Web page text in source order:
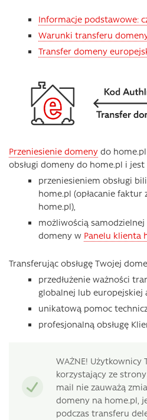
Informacje podstawowe:
Warunki transferu
Transfer domeny
Przeniesienie domeny do
obsługi domeny do home.pl i
przeniesieniem obsługi
home.pl (opłacanie faktur
home.pl),
możliwością
domeny w Panelu klienta
Transferując obsługę Twojej
przedłużenie ważności
globalnej lub europejskiej
unikatową pomoc
profesjonalną obsługę
WAŻNE! Użytkownicy
korzystający ze
mail nie zauważą
domeny na home.pl,
podczas transferu